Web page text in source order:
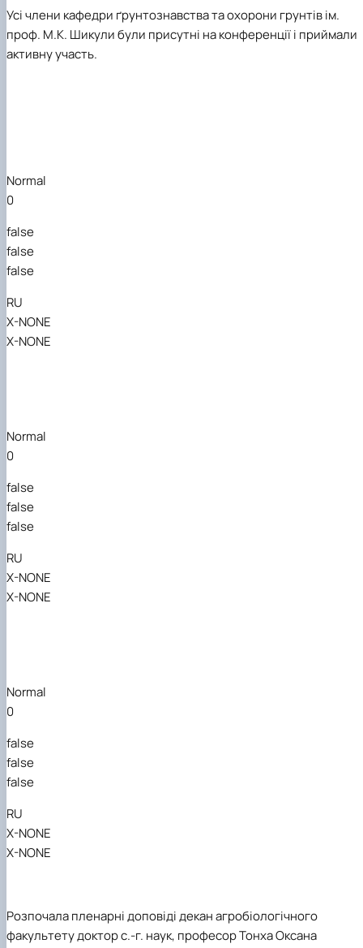
Усі члени кафедри ґрунтознавства та охорони грунтів ім.
проф. М.К. Шикули були присутні на конференції і приймали
активну участь.
Normal
0
false
false
false
RU
X-NONE
X-NONE
Normal
0
false
false
false
RU
X-NONE
X-NONE
Normal
0
false
false
false
RU
X-NONE
X-NONE
Розпочала пленарні доповідідекан агробіологічного
факультетудоктор с.-г. наук, професорТонхаОксана